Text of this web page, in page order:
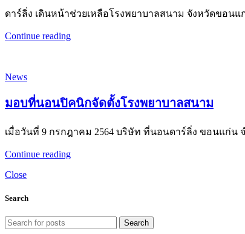
ดาร์ลิ่ง เดินหน้าช่วยเหลือโรงพยาบาลสนาม จังหวัดขอน
Continue reading
News
มอบที่นอนปิคนิกจัดตั้งโรงพยาบาลสนาม
เมื่อวันที่ 9 กรกฎาคม 2564 บริษัท ที่นอนดาร์ลิ่ง ขอนแก่
Continue reading
Close
Search
Search